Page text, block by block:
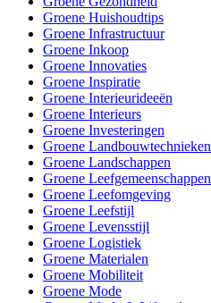
Groene Huishoudtips
Groene Infrastructuur
Groene Inkoop
Groene Innovaties
Groene Inspiratie
Groene Interieurideeën
Groene Interieurs
Groene Investeringen
Groene Landbouwtechnieken
Groene Landschappen
Groene Leefgemeenschappen
Groene Leefomgeving
Groene Leefstijl
Groene Levensstijl
Groene Logistiek
Groene Materialen
Groene Mobiliteit
Groene Mode